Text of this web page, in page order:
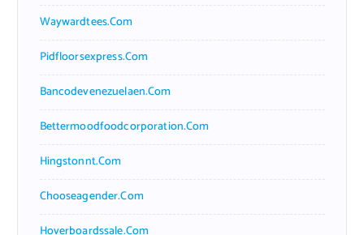
Waywardtees.com
Pidfloorsexpress.com
Bancodevenezuelaen.com
Bettermoodfoodcorporation.com
Hingstonnt.com
Chooseagender.com
Hoverboardssale.com